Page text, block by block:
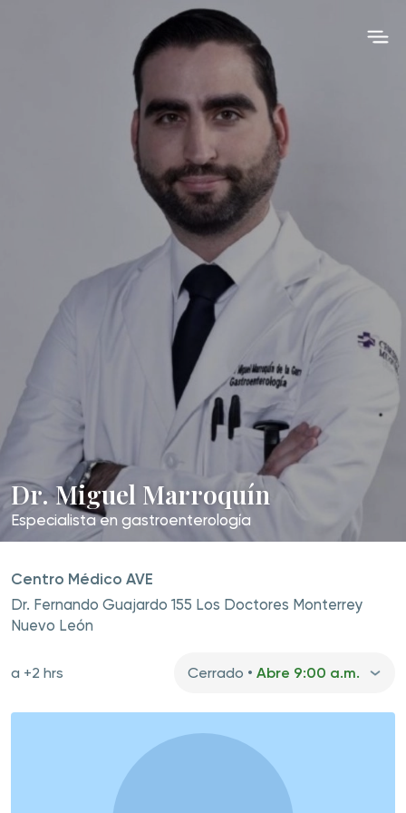
Dr. Miguel Marroquín
Especialista en gastroenterología
Centro Médico AVE
Dr. Fernando Guajardo 155 Los Doctores Monterrey
Nuevo León
a +2 hrs Cerrado • Abre 9:00 a.m.
Reserva en línea